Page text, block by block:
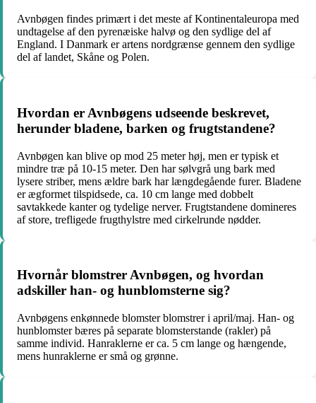
Avnbøgen findes primært i det meste af Kontinentaleuropa med
undtagelse af den pyrenæiske halvø og den sydlige del af
England. I Danmark er artens nordgrænse gennem den sydlige
del af landet, Skåne og Polen.
Hvordan er Avnbøgens udseende beskrevet,
herunder bladene, barken og frugtstandene?
Avnbøgen kan blive op mod 25 meter høj, men er typisk et
mindre træ på 10-15 meter. Den har sølvgrå ung bark med
lysere striber, mens ældre bark har længdegående furer. Bladene
er ægformet tilspidsede, ca. 10 cm lange med dobbelt
savtakkede kanter og tydelige nerver. Frugtstandene domineres
af store, trefligede frugthylstre med cirkelrunde nødder.
Hvornår blomstrer Avnbøgen, og hvordan
adskiller han- og hunblomsterne sig?
Avnbøgens enkønnede blomster blomstrer i april/maj. Han- og
hunblomster bæres på separate blomsterstande (rakler) på
samme individ. Hanraklerne er ca. 5 cm lange og hængende,
mens hunraklerne er små og grønne.